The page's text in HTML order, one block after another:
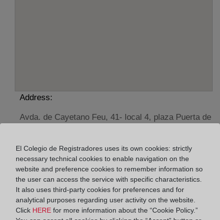
Address:
Avda. de Cayetano Feu, 41- local 4, plaza Puerta de
Horario:
De lunes a viernes de 09:00 a 17:00 horas
Agosto: De lunes a viernes de 09:00 a 14:00 horas
Los días 24 y 31 de diciembre de 09:00 a 14:00
horas
El Colegio de Registradores uses its own cookies: strictly
necessary technical cookies to enable navigation on the
website and preference cookies to remember information so
the user can access the service with specific characteristics.
It also uses third-party cookies for preferences and for
analytical purposes regarding user activity on the website.
Click HERE for more information about the “Cookie Policy.”